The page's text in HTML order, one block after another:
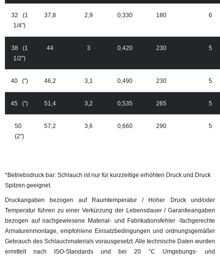
32 (1
1/4")
37,8 2,9 0,330 180 6
38 (1
1/2")
44 3 0,420 230 5
40 (") 46,2 3,1 0,490 230 5
45 (") 51,4 3,2 0,535 265 5
50
(2")
57,2 3,6 0,660 290 5
*Betriebsdruck bar: Schlauch ist nur für kurzzeitige erhöhten Druck und Druck
Spitzen geeignet.
Druckangaben bezogen auf Raumtemperatur / Hoher Druck und/oder
Temperatur führen zu einer Verkürzung der Lebensdauer / Garantieangaben
bezogen auf nachgewiesene Material- und Fabrikationsfehler -fachgerechte
Armaturenmontage, empfohlene Einsatzbedingungen und ordnungsgemäßer
Gebrauch des Schlauchmaterials vorausgesetzt. Alle technische Daten wurden
ermittelt nach ISO-Standards und bei 20 °C Umgebungs- und